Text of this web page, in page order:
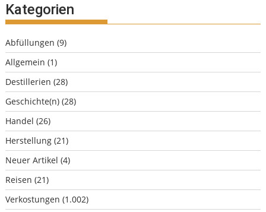
Kategorien
Abfüllungen (9)
Allgemein (1)
Destillerien (28)
Geschichte(n) (28)
Handel (26)
Herstellung (21)
Neuer Artikel (4)
Reisen (21)
Verkostungen (1.002)